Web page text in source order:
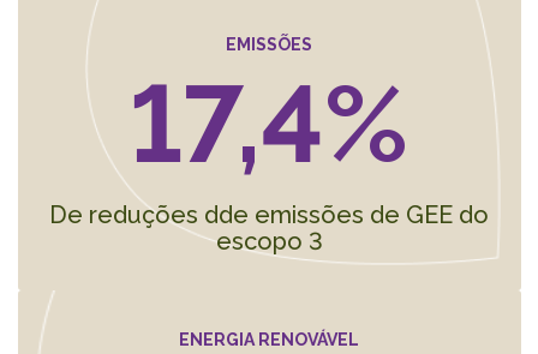
EMISSÕES
17,4%
De reduções dde emissões de GEE do
escopo 3
ENERGIA RENOVÁVEL